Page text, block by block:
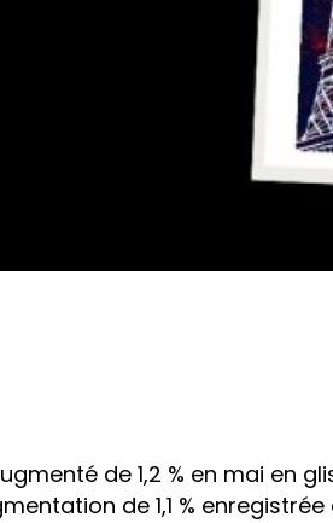
de 1,2 % en mai en
de 1,1 % enregistrée